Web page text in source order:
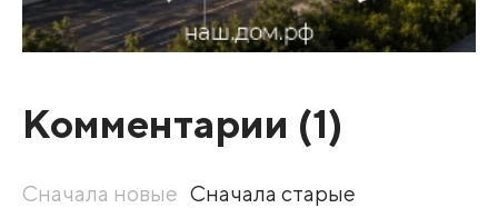
Комментарии (1)
Сначала новые Сначала старые